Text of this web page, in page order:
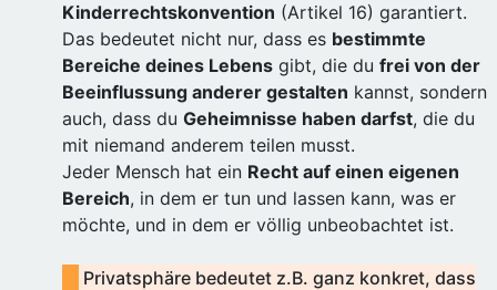
Kinderrechtskonvention (Artikel 16) garantiert.
Das bedeutet nicht nur, dass es bestimmte
Bereiche deines Lebens gibt, die du frei von der
Beeinflussung anderer gestalten kannst, sondern
auch, dass du Geheimnisse haben darfst, die du
mit niemand anderem teilen musst.
Jeder Mensch hat ein Recht auf einen eigenen
Bereich, in dem er tun und lassen kann, was er
möchte, und in dem er völlig unbeobachtet ist.
Privatsphäre bedeutet z.B. ganz konkret, dass